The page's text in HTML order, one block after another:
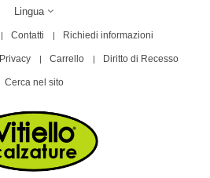
Lingua
Contatti Richiedi informazioni
Privacy Carrello Diritto di Recesso
Cerca nel sito